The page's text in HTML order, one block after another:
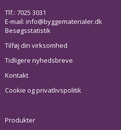
Tlf.: 7025 3031
E-mail: info@byggematerialer.dk
Besøgsstatistik
Tilføj din virksomhed
Tidligere nyhedsbreve
Kontakt
Cookie og privatlivspolitik
Produkter